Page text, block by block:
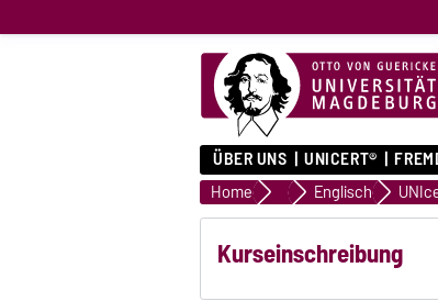
ÜBER UNS UNICERT®
Home Fremdsprachen
Englisch
Kurseinschreibung